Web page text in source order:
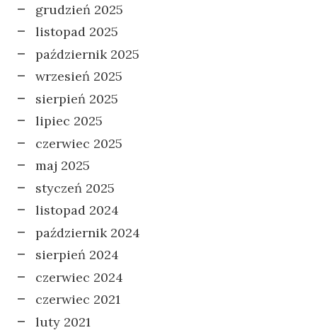
grudzień 2025
listopad 2025
październik 2025
wrzesień 2025
sierpień 2025
lipiec 2025
czerwiec 2025
maj 2025
styczeń 2025
listopad 2024
październik 2024
sierpień 2024
czerwiec 2024
czerwiec 2021
luty 2021